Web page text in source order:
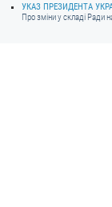
УКАЗ ПРЕЗИДЕНТА
Про зміни у складі Ради